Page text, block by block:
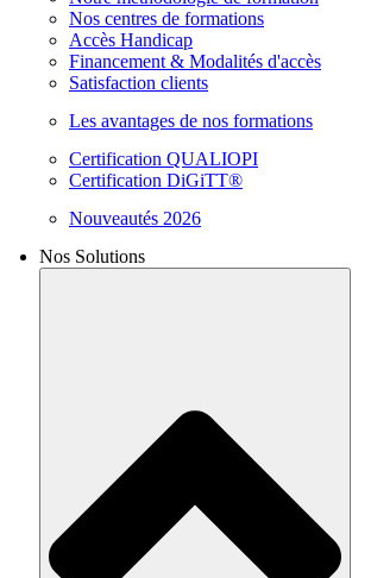
Nos centres de formations
Accès Handicap
Financement & Modalités d'accès
Satisfaction clients
Les avantages de nos formations
Certification QUALIOPI
Certification DiGiTT®
Nouveautés 2026
Nos Solutions